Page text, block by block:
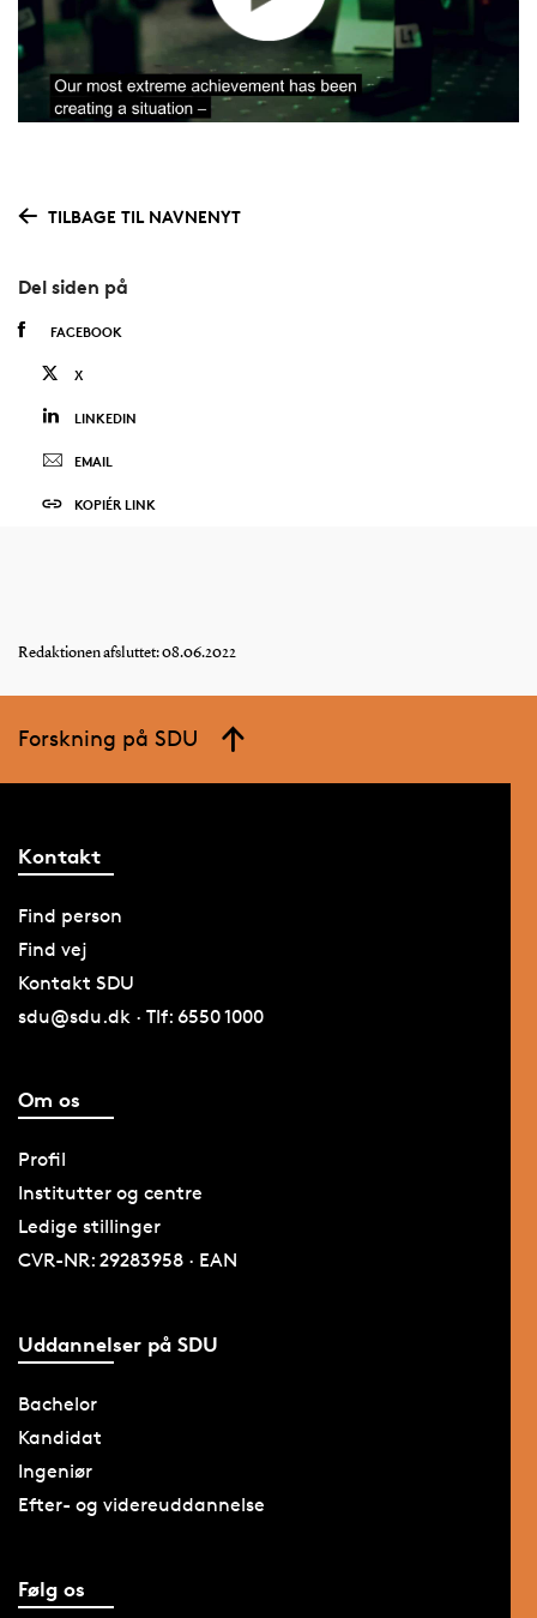
TILBAGE TIL NAVNENYT
Del siden på
FACEBOOK
X
LINKEDIN
EMAIL
KOPIÉR LINK
Redaktionen afsluttet: 08.06.2022
Forskning på SDU
Kontakt
Find person
Find vej
Kontakt SDU
sdu@sdu.dk · Tlf: 6550 1000
Om os
Profil
Institutter og centre
Ledige stillinger
CVR-NR: 29283958 · EAN
Uddannelser på SDU
Bachelor
Kandidat
Ingeniør
Efter- og videreuddannelse
Følg os